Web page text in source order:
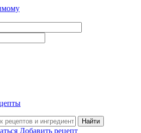
Добавить рецепт